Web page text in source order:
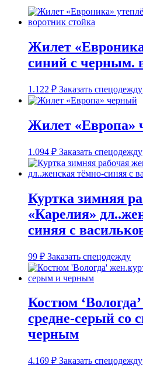
Жилет
синий с черным.
1.122 ₽ Заказать спецодежду
Жилет «Европа»
1.094 ₽ Заказать спецодежду
Куртка зимняя
«Карелия»
синяя с
99 ₽ Заказать спецодежду
Костюм
средне-серый со
черным
4.169 ₽ Заказать спецодежду